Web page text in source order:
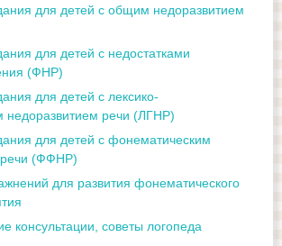
для детей с общим недоразвитием
для детей с недостатками
(ФНР)
для детей с лексико-
недоразвитием речи (ЛГНР)
для детей с фонематическим
речи (ФФНР)
для развития фонематического
консультации, советы логопеда